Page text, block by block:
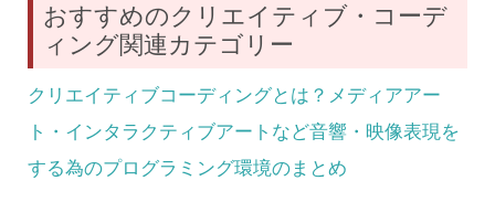
おすすめのクリエイティブ・コーデ
ィング関連カテゴリー
クリエイティブコーディングとは？メディアアー
ト・インタラクティブアートなど音響・映像表現を
する為のプログラミング環境のまとめ